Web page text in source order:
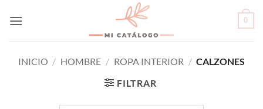
0
INICIO / HOMBRE / ROPA INTERIOR / CALZONES
FILTRAR